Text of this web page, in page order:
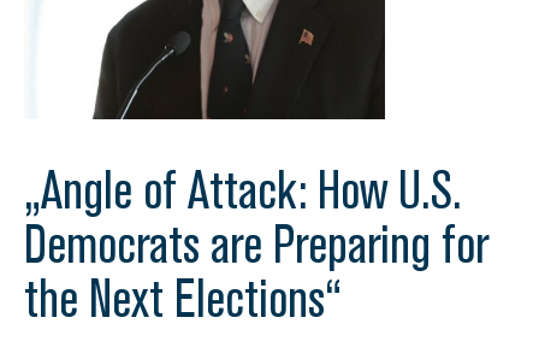
„Angle of Attack: How U.S.
Democrats are Preparing for
the Next Elections“